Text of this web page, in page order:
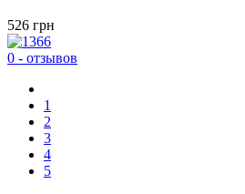
526 грн
0 - отзывов
1
2
3
4
5